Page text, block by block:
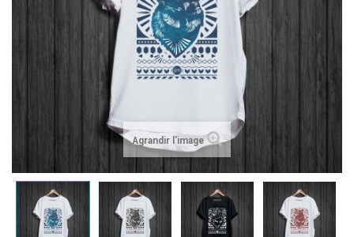
Agrandir l'image